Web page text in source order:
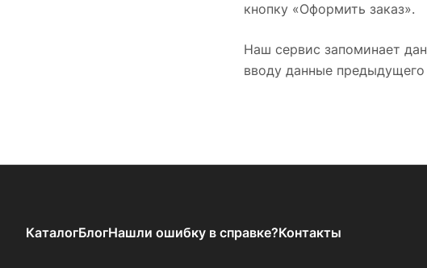
кнопку «Оформить заказ».
Наш сервис запоминает
вводу данные предыдущего
КаталогБлогНашли ошибку в справке?Контакты